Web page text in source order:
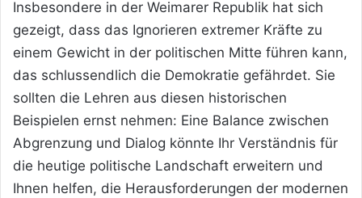
Insbesondere in der Weimarer Republik hat sich
gezeigt, dass das Ignorieren extremer Kräfte zu
einem Gewicht in der politischen Mitte führen kann,
das schlussendlich die Demokratie gefährdet. Sie
sollten die Lehren aus diesen historischen
Beispielen ernst nehmen: Eine Balance zwischen
Abgrenzung und Dialog könnte Ihr Verständnis für
die heutige politische Landschaft erweitern und
Ihnen helfen, die Herausforderungen der modernen